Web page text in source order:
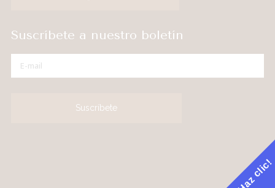
Suscríbete a nuestro boletín
¡Haz clic!